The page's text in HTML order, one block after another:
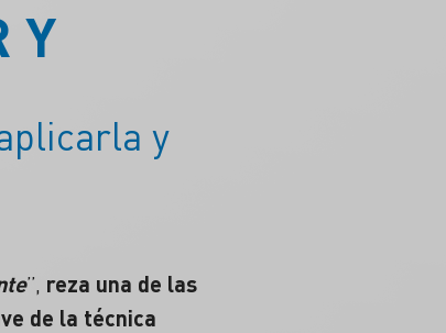
Y
y
”, reza una de las
de la técnica